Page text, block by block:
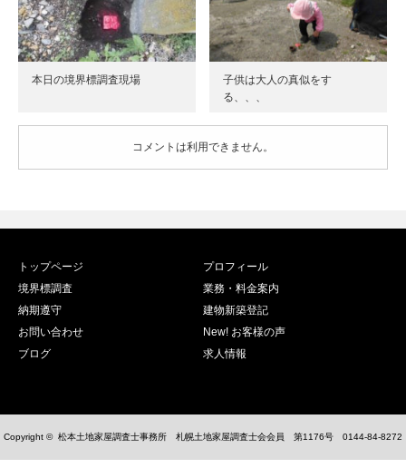
本日の境界標調査現場
子供は大人の真似をす
る、、、
コメントは利用できません。
トップページ
プロフィール
境界標調査
業務・料金案内
納期遵守
建物新築登記
お問い合わせ
New! お客様の声
ブログ
求人情報
Copyright © 松本土地家屋調査士事務所 札幌土地家屋調査士会会員 第1176号 0144-84-8272